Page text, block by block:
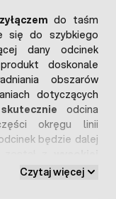
do taśm
się do szybkiego
dany odcinek
doskonale
obszarów
dotyczących
skutecznie odcina
okręgu linii
będzie dalej
gwarantuje
Czytaj więcej